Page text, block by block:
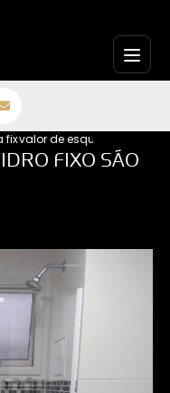
interior de sao paulo
valor de esquadria vidro
FIXO SÃO